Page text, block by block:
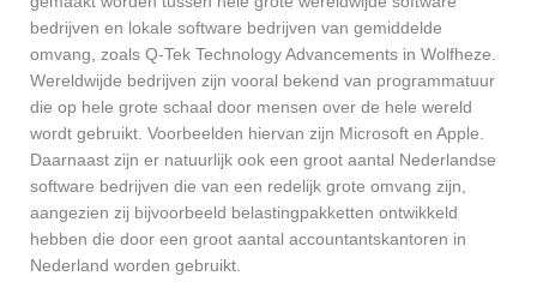
bedrijven en lokale software bedrijven van gemiddelde
omvang, zoals Q-Tek Technology Advancements in Wolfheze.
Wereldwijde bedrijven zijn vooral bekend van programmatuur
die op hele grote schaal door mensen over de hele wereld
wordt gebruikt. Voorbeelden hiervan zijn Microsoft en Apple.
Daarnaast zijn er natuurlijk ook een groot aantal Nederlandse
software bedrijven die van een redelijk grote omvang zijn,
aangezien zij bijvoorbeeld belastingpakketten ontwikkeld
hebben die door een groot aantal accountantskantoren in
Nederland worden gebruikt.